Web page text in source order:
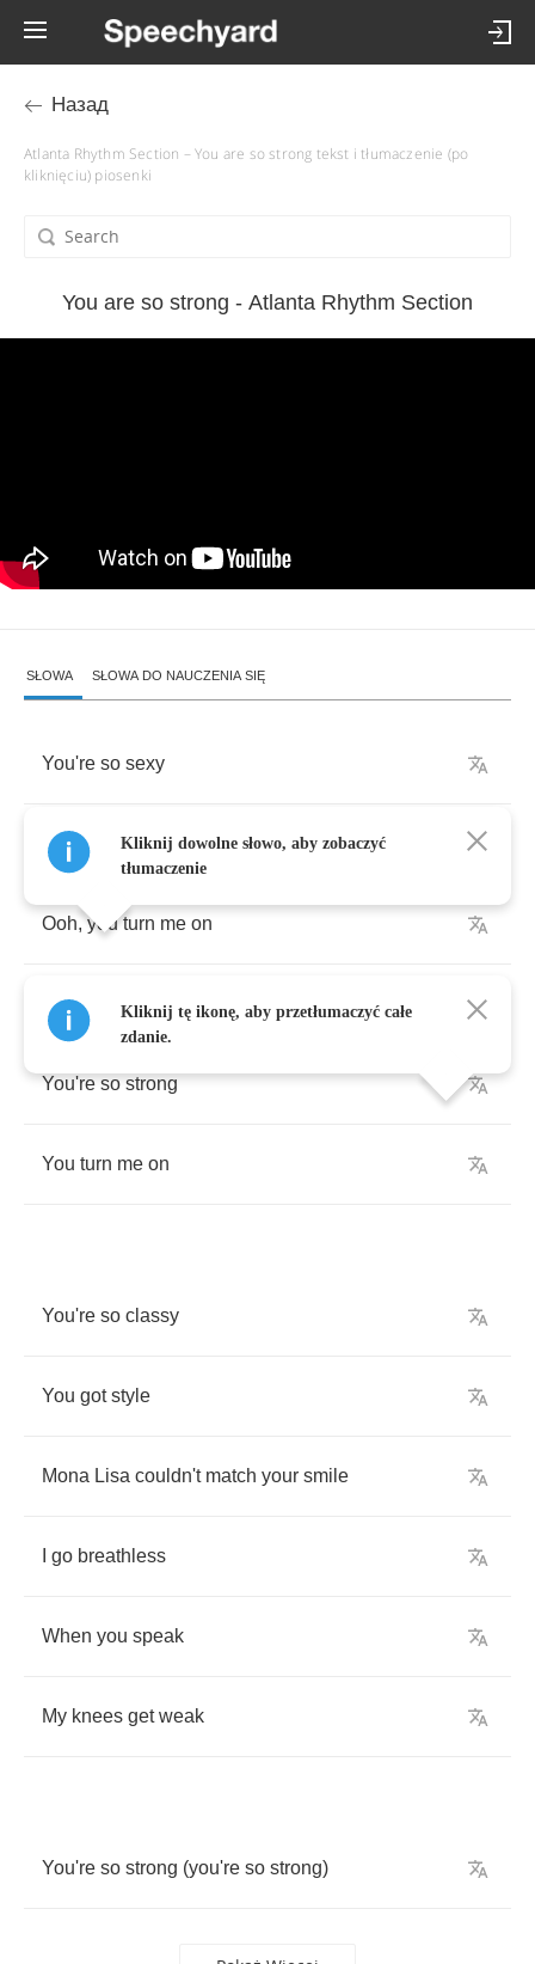
Назад
Atlanta Rhythm Section – You are so strong tekst i tłumaczenie (po
kliknięciu) piosenki
You are so strong - Atlanta Rhythm Section
SŁOWA SŁOWA DO NAUCZENIA SIĘ
You're so sexy
You're strong
Ooh,you turn me on
You're sexy
You're so strong
You turn me on
You're so classy
You got style
Mona Lisa couldn't match your smile
go breathless
When you speak
My knees get weak
You're so strong (you're so strong)
Kliknij dowolne słowo, aby zobaczyć
tłumaczenie
Kliknij tę ikonę, aby przetłumaczyć całe
zdanie.